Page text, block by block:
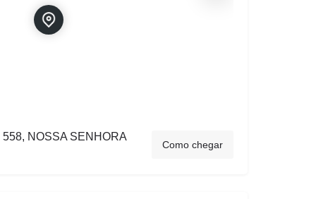
NOSSA SENHORA
Como chegar